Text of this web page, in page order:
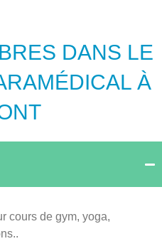
DANS LE
À
cours de gym, yoga,